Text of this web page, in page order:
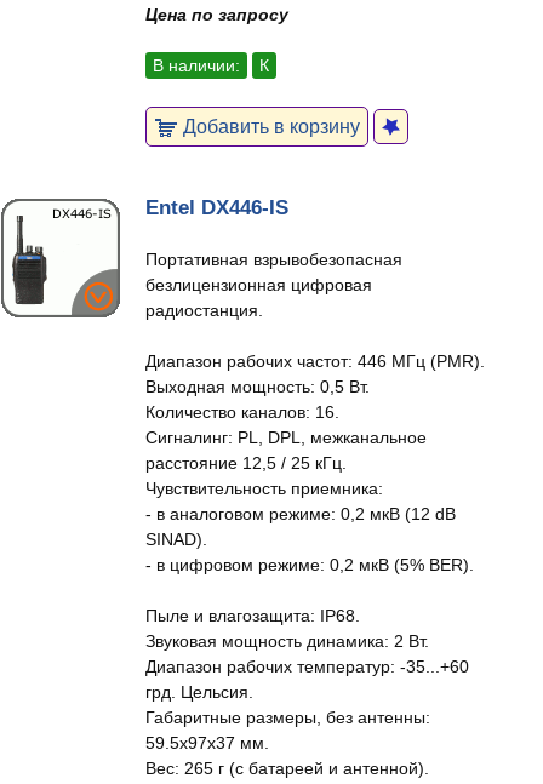
Цена по запросу
В наличии: К
Добавить в корзину
Entel DX446-IS
Портативная взрывобезопасная
безлицензионная цифровая
радиостанция.
Диапазон рабочих частот: 446 МГц (PMR).
Выходная мощность: 0,5 Вт.
Количество каналов: 16.
Сигналинг: PL, DPL, межканальное
расстояние 12,5 / 25 кГц.
Чувствительность приемника:
- в аналоговом режиме: 0,2 мкВ (12 dB
SINAD).
- в цифровом режиме: 0,2 мкВ (5% BER).
Пыле и влагозащита: IP68.
Звуковая мощность динамика: 2 Вт.
Диапазон рабочих температур: -35...+60
грд. Цельсия.
Габаритные размеры, без антенны:
59.5х97х37 мм.
Вес: 265 г (с батареей и антенной).